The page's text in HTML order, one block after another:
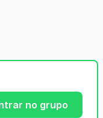
no grupo